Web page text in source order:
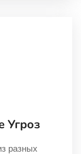
Угроз
разных